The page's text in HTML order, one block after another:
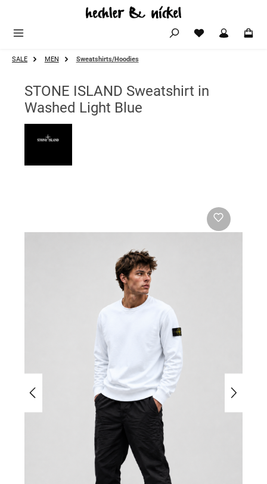
Zum Hauptinhalt springen
SALE MEN Sweatshirts/Hoodies
STONE ISLAND Sweatshirt in
Washed Light Blue